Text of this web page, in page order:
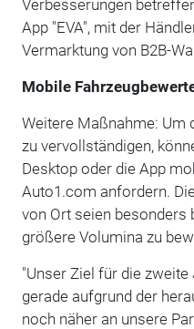
Verbesserungen
App "EVA", mit der
Vermarktung von B2B-
Mobile
Weitere Maßnahme: Um
zu vervollständigen,
Desktop oder die App
Auto1.com anfordern.
von Ort seien besonders
größere Volumina zu
"Unser Ziel für die
gerade aufgrund der
noch näher an unsere